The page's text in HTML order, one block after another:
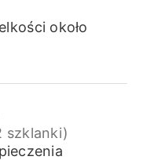
około
szklanki)